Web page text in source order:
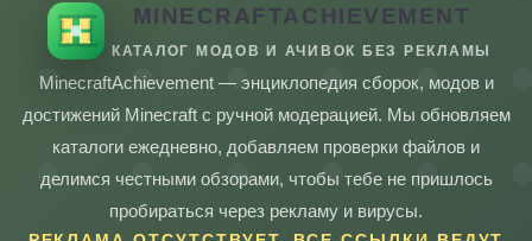
MINECRAFTACHIEVEMENT
КАТАЛОГ МОДОВ И АЧИВОК БЕЗ РЕКЛАМЫ
MinecraftAchievement — энциклопедия сборок, модов и
достижений Minecraft с ручной модерацией. Мы обновляем
каталоги ежедневно, добавляем проверки файлов и
делимся честными обзорами, чтобы тебе не пришлось
пробираться через рекламу и вирусы.